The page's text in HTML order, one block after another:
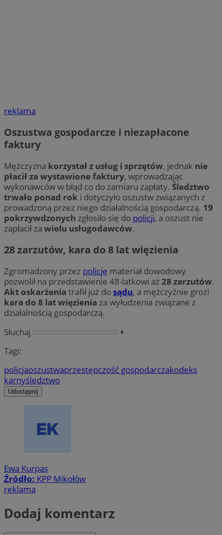
reklama
Oszustwa gospodarcze i niezapłacone
faktury
Mężczyzna korzystał z usług i sprzętów, jednak nie
płacił za wystawione faktury, wprowadzając
wykonawców w błąd co do zamiaru zapłaty. Śledztwo
trwało ponad rok i dotyczyło oszustw związanych z
prowadzoną przez niego działalnością gospodarczą. 19
pokrzywdzonych zgłosiło się do policji, a oszust nie
zapłacił za wielu usługodawców.
28 zarzutów, kara do 8 lat więzienia
Zgromadzony przez policję materiał dowodowy
pozwolił na przedstawienie 48-latkowi aż28 zarzutów.
Akt oskarżenia trafił już dosądu, a mężczyźnie grozi
kara do 8 lat więzienia za wyłudzenia związane z
działalnością gospodarczą.
Słuchaj
⏵︎
Tagi:
policjaoszustwaprzestępczość gospodarczakodeks
karnyśledztwo
Udostępnij
Ewa Kurpas
Źródło: KPP Mikołów
reklama
Dodaj komentarz